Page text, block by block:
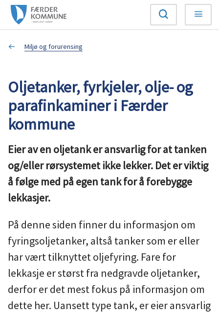
F
æ
d
e
r
k
o
m
u
n
e
Søk Meny
Du
her:
Miljø og forurensing
Oljetanker, fyrkjeler, olje- og
parafinkaminer i Færder
kommune
Eier av en oljetank er ansvarlig for at tanken
og/eller rørsystemet ikke lekker. Det er viktig
å følge med på egen tank for å forebygge
lekkasjer.
På denne siden finner du informasjon om
fyringsoljetanker, altså tanker som er eller
har vært tilknyttet oljefyring. Fare for
lekkasje er størst fra nedgravde oljetanker,
derfor er det mest fokus på informasjon om
dette her. Uansett type tank, er eier ansvarlig